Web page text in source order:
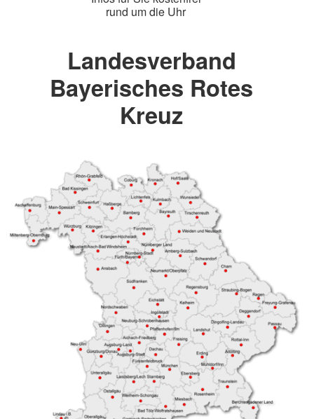
rund um die Uhr
Landesverband
Bayerisches Rotes
Kreuz